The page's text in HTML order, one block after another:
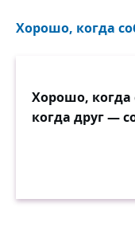
Хорошо, когда
Хорошо, когда
когда друг —